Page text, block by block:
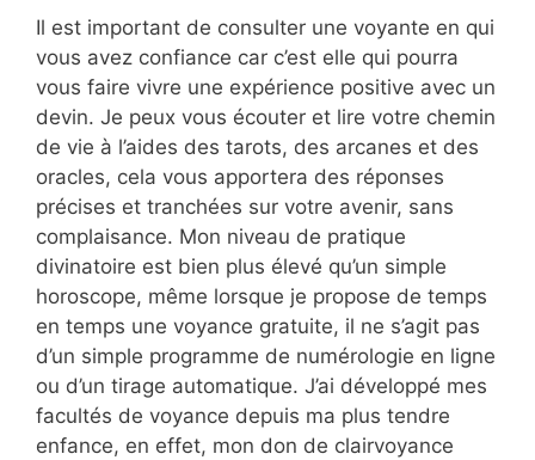
Il est important de consulter une voyante en qui
vous avez confiance car c’est elle qui pourra
vous faire vivre une expérience positive avec un
devin. Je peux vous écouter et lire votre chemin
de vie à l’aides des tarots, des arcanes et des
oracles, cela vous apportera des réponses
précises et tranchées sur votre avenir, sans
complaisance. Mon niveau de pratique
divinatoire est bien plus élevé qu’un simple
horoscope, même lorsque je propose de temps
en temps une voyance gratuite, il ne s’agit pas
d’un simple programme de numérologie en ligne
ou d’un tirage automatique. J’ai développé mes
facultés de voyance depuis ma plus tendre
enfance, en effet, mon don de clairvoyance